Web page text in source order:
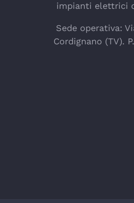
impianti elettrici
Sede operativa:
Cordignano (TV).